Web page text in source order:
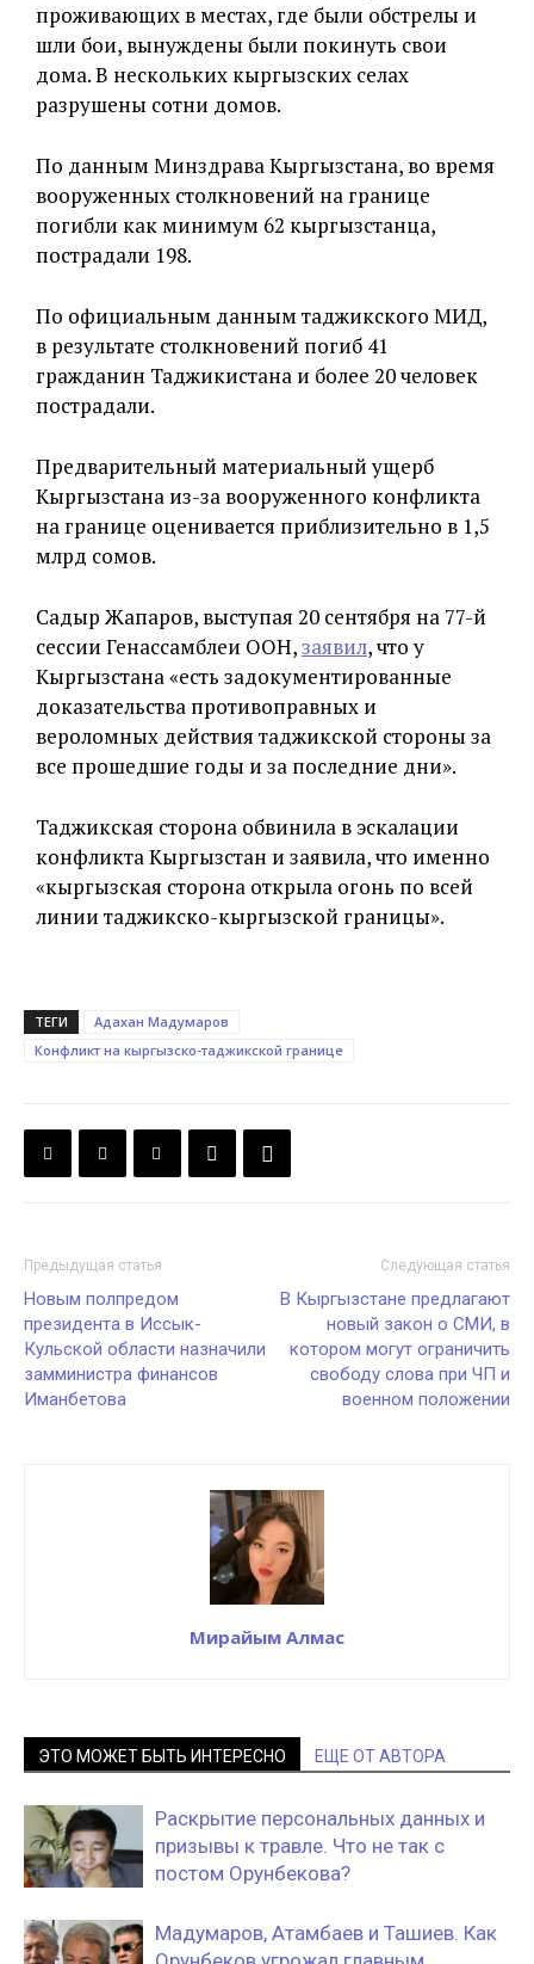
проживающих в местах, где были обстрелы и
шли бои, вынуждены были покинуть свои
дома. В нескольких кыргызских селах
разрушены сотни домов.
По данным Минздрава Кыргызстана, во время
вооруженных столкновений на границе
погибли как минимум 62 кыргызстанца,
пострадали 198.
По официальным данным таджикского МИД,
в результате столкновений погиб 41
гражданин Таджикистана и более 20 человек
пострадали.
Предварительный материальный ущерб
Кыргызстана из-за вооруженного конфликта
на границе оценивается приблизительно в 1,5
млрд сомов.
Садыр Жапаров, выступая 20 сентября на 77-й
сессии Генассамблеи ООН,заявил, что у
Кыргызстана «есть задокументированные
доказательства противоправных и
вероломных действия таджикской стороны за
все прошедшие годы и за последние дни».
Таджикская сторона обвинила в эскалации
конфликта Кыргызстан и заявила, что именно
«кыргызская сторона открыла огонь по всей
линии таджикско-кыргызской границы».
ТЕГИ
Адахан Мадумаров
Конфликт на кыргызско-таджикской границе
Предыдущая статья
Новым полпредом
президента в Иссык-
Кульской области назначили
замминистра финансов
Иманбетова
Следующая статья
В Кыргызстане предлагают
новый закон о СМИ, в
котором могут ограничить
свободу слова при ЧП и
военном положении
Мирайым Алмас
ЭТО МОЖЕТ БЫТЬ ИНТЕРЕСНО ЕЩЕ ОТ АВТОРА
Раскрытие персональных данных и
призывы к травле. Что не так с
постом Орунбекова?
Мадумаров, Атамбаев и Ташиев. Как